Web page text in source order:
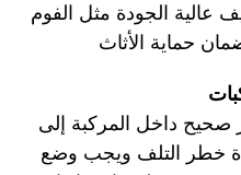
عالية الجودة مثل الفوم
حماية الأثاث
صحيح داخل المركبة إلى
خطر التلف ويجب وضع